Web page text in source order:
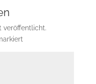
veröffentlicht.